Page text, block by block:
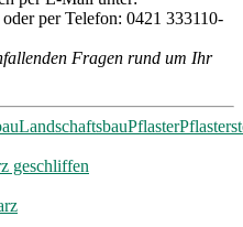
per Telefon: 0421 333110-
Fragen rund um Ihr
LandschaftsbauPflaster
geschliffen